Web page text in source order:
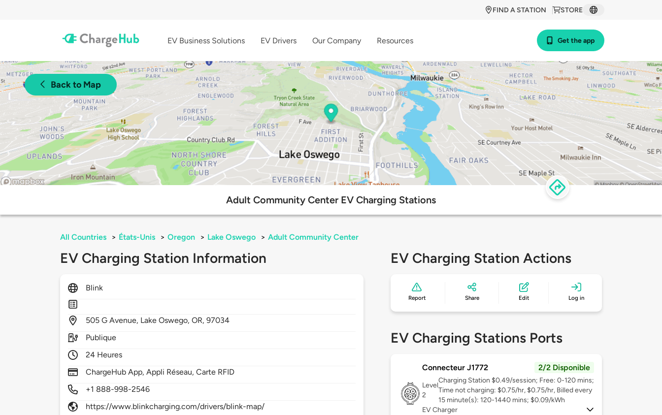
STORE
FIND A STATION
EV Business Solutions EV Drivers Our Company Resources Get the app
Back to Map
Adult Community Center EV Charging Stations
All Countries > États-Unis > Oregon > Lake Oswego > Adult Community Center
EV Charging Station Information
Blink
505G Avenue, Lake Oswego,OR,97034
Publique
24 Heures
ChargeHub App, Appli Réseau, Carte RFID
+1 888-998-2546
https://www.blinkcharging.com/drivers/blink-map/
EV Charging Station Actions
Report Share Edit Log in
EV Charging Stations Ports
Connecteur J1772 2/2 Disponible
Level
2
Charging Station $0.49/session; Free: 0-120 mins;
Time not charging: $0.75/hr, $0.75/hr, Billed every
15 minute(s): 120-1440 mins; $0.09/kWh
EV Charger